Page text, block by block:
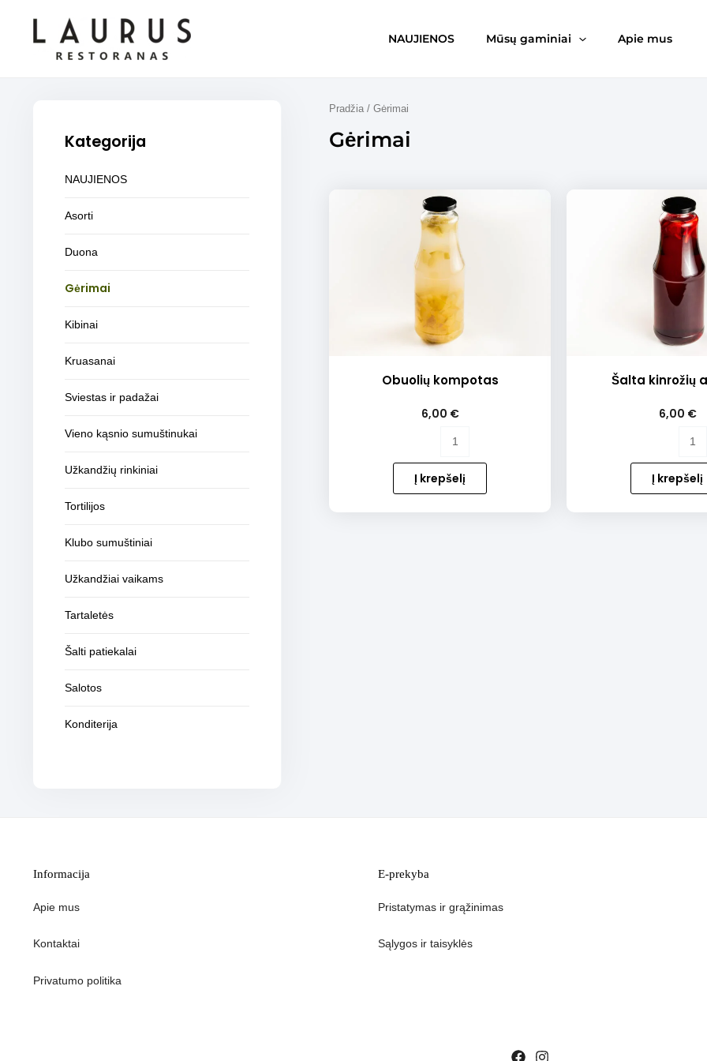
NAUJIENOS Mūsų gaminiai Apie mus
Kategorija
NAUJIENOS
Asorti
Duona
Gėrimai
Kibinai
Kruasanai
Sviestas ir padažai
Vieno kąsnio sumuštinukai
Užkandžių rinkiniai
Tortilijos
Klubo sumuštiniai
Užkandžiai vaikams
Tartaletės
Šalti patiekalai
Salotos
Konditerija
Pradžia / Gėrimai
Gėrimai
Obuolių kompotas
6,00 €
kompotas
Į krepšelį
Šalta kinrožių
6,00 €
kinrožių
Į krepšelį
Informacija
Apie mus
Kontaktai
Privatumo politika
E-prekyba
Pristatymas ir grąžinimas
Sąlygos ir taisyklės